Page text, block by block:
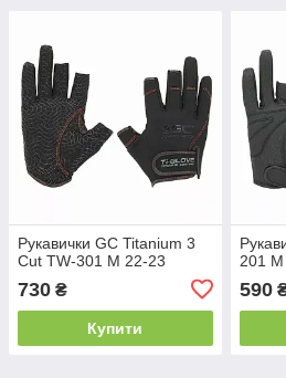
Рукавички GC Titanium 3
Сut TW-301 M 22-23
730 ₴
Купити
201 M
590